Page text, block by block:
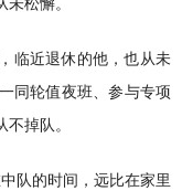
松懈。
临近退休的他，也从未
同轮值夜班、参与专项
掉队。
队的时间，远比在家里